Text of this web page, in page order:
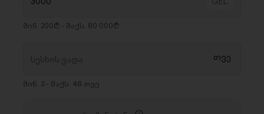
მინ. 200₾ - მაქს. 80 000₾
მინ. 3 - მაქს. 48 თვე